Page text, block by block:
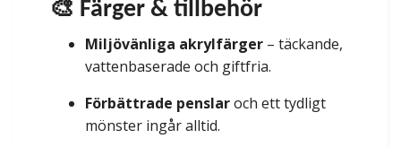
🎨 Färger & tillbehör
Miljövänliga akrylfärger – täckande,
vattenbaserade och giftfria.
Förbättrade penslaroch ett tydligt
mönster ingår alltid.